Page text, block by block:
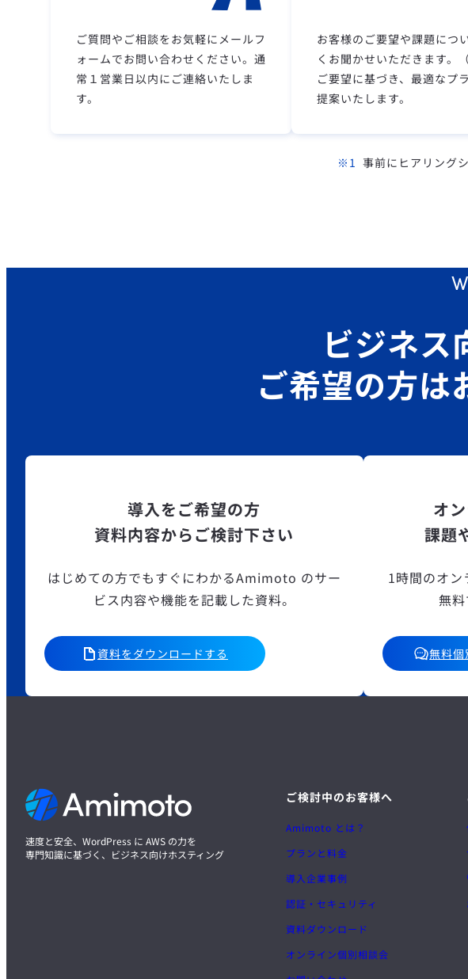
ご質問やご相談をお気軽にメールフ
ォームでお問い合わせください。通
常１営業日以内にご連絡いたしま
す。
お客様のご要望や課題につ
くお聞かせいただきます。
ご要望に基づき、最適なプ
提案いたします。
事前にヒアリング
ビジネス
ご希望の方は
導入をご希望の方
資料内容からご検討下さい
はじめての方でもすぐにわかるAmimoto のサー
ビス内容や機能を記載した資料。
資料をダウンロードする
オ
課題
1時間のオン
無料
無料個
速度と安全、WordPress に AWS の力を
専門知識に基づく、ビジネス向けホスティング
ご検討中のお客様へ
Amimoto とは？
プランと料金
導入企業事例
認証・セキュリティ
資料ダウンロード
オンライン個別相談会